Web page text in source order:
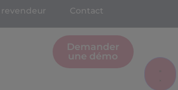
Contact
Demander
une démo